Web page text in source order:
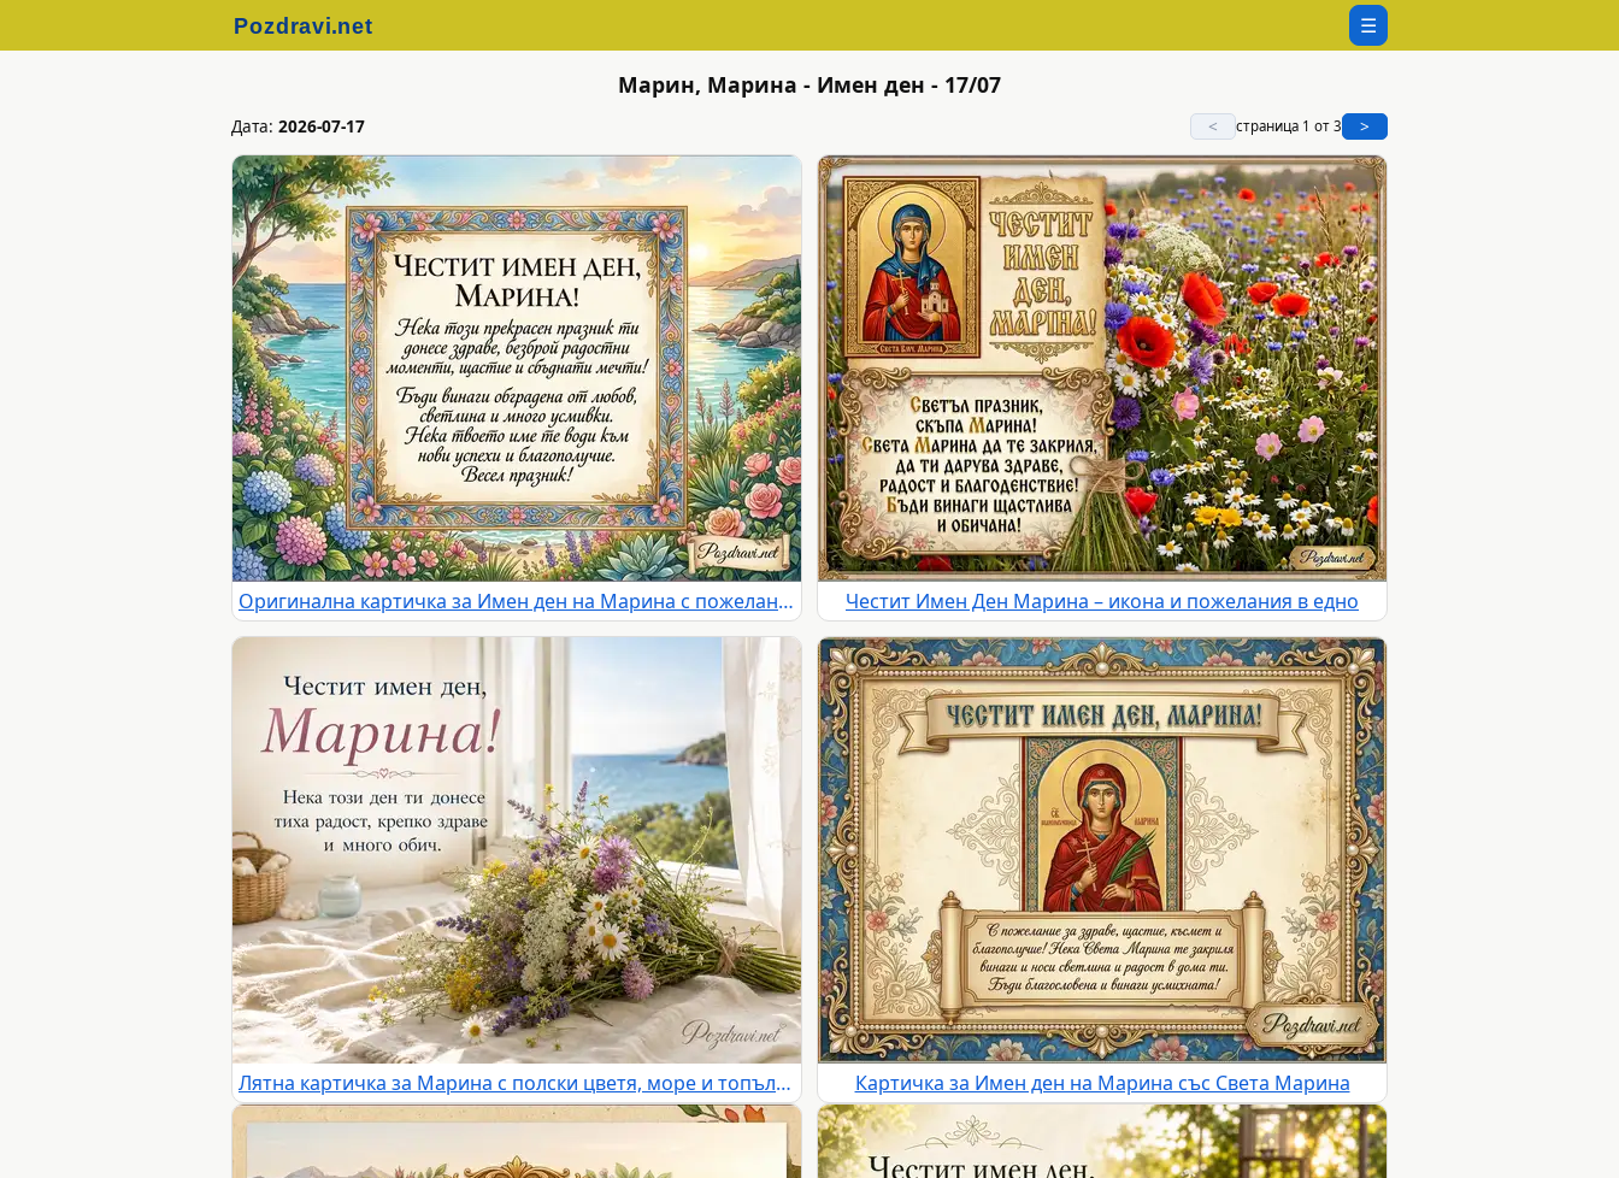
☰
Марин, Марина - Имен ден - 17/07
Дата: 2026-07-17 < страница 1 от 3 >
Оригинална картичка за Имен ден на Марина с пожелание Честит Имен Ден Марина – икона и пожелания в едно
Лятна картичка за Марина с полски цветя, море и топъл имен ден поздрав Картичка за Имен ден на Марина със Света Марина